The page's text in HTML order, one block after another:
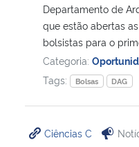
Ministério de Minas e Energia
Ministério da Ciência, Tecnologia,
Ministério do Meio Ambiente
Departamento de
que estão abertas
bolsistas para o
Categoria:
Tags:
Bolsas DAG
Ciências C